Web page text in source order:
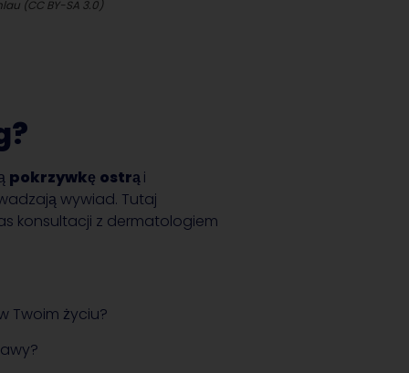
pokrzywkę ostrąi
wywiad. Tutaj
konsultacji z dermatologiem
Twoim życiu?